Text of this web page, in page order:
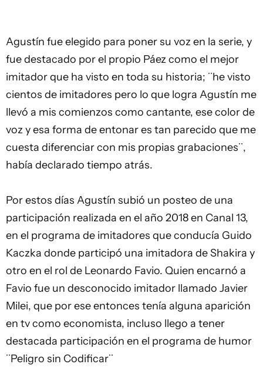
Agustín fue elegido para poner su voz en la serie, y
fue destacado por el propio Páez como el mejor
imitador que ha visto en toda su historia; ¨he visto
cientos de imitadores pero lo que logra Agustín me
llevó a mis comienzos como cantante, ese color de
voz y esa forma de entonar es tan parecido que me
cuesta diferenciar con mis propias grabaciones¨,
había declarado tiempo atrás.
Por estos días Agustín subió un posteo de una
participación realizada en el año 2018 en Canal 13,
en el programa de imitadores que conducía Guido
Kaczka donde participó una imitadora de Shakira y
otro en el rol de Leonardo Favio. Quien encarnó a
Favio fue un desconocido imitador llamado Javier
Milei, que por ese entonces tenía alguna aparición
en tv como economista, incluso llego a tener
destacada participación en el programa de humor
¨Peligro sin Codificar¨